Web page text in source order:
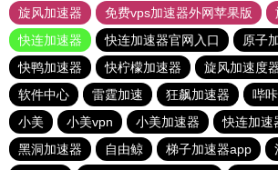
旋风加速器
免费vps加速器外网苹果版
快连加速器
快连加速器官网入口
原子
快鸭加速器
快柠檬加速器 旋风加速度
软件中心
雷霆加速 狂飙加速器 哔
小美
小美vpn 小美加速器
快连加速
黑洞加速器
自由鲸 梯子加速器app